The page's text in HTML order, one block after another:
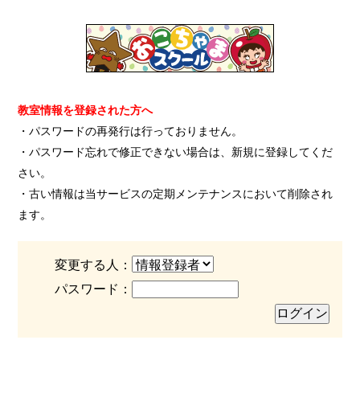
教室情報を登録された方へ
・パスワードの再発行は行っておりません。
・パスワード忘れで修正できない場合は、新規に登録してくだ
さい。
・古い情報は当サービスの定期メンテナンスにおいて削除され
ます。
変更する人：
パスワード：